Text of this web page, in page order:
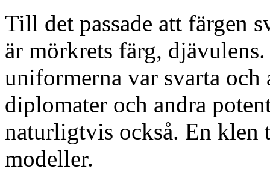
Till det passade att färgen
är mörkrets färg,
uniformerna var svarta
diplomater och andra
naturligtvis också. En klen
modeller.